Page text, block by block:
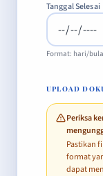
Tanggal Selesai
Format: hari/
UPLOAD
Periksa
Pastikan
format
dapat